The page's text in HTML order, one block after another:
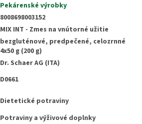
Pekárenské výrobky
8008698003152
MIX INT - Zmes na vnútorné užitie
bezgluténové, predpečené, celozrnné
4x50 g (200 g)
Dr. Schaer AG (ITA)
D0661
Dietetické potraviny
Potraviny a výživové doplnky